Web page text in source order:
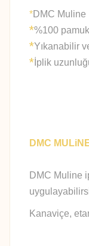
*DMC Muline
*%100
*Yıkanabilir
* İplik
DMC
DMC Muline
Kanaviçe,